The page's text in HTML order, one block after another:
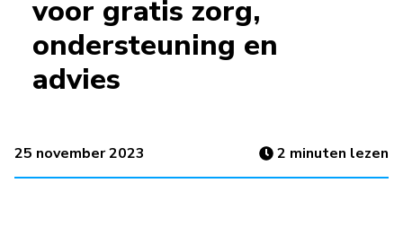
voor gratis zorg,
ondersteuning en
advies
25 november 2023 2 minuten lezen